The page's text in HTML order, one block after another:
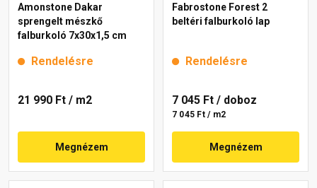
Amonstone Dakar
sprengelt mészkő
falburkoló 7x30x1,5 cm
Rendelésre
21 990 Ft / m2
Megnézem
Fabrostone Forest 2
beltéri falburkoló lap
Rendelésre
7 045 Ft / doboz
7 045 Ft / m2
Megnézem